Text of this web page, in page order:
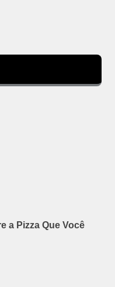
a Pizza Que Você